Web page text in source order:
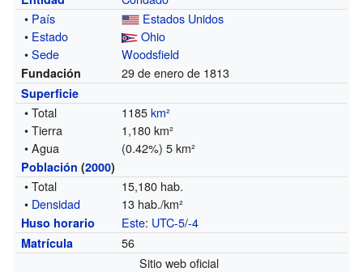
• País
Estados Unidos
• Estado
Ohio
•Sede Woodsfield
Fundación 29 de enero de 1813
Superficie
• Total 1185km²
• Tierra
1,180 km²
• Agua
(0.42%) 5 km²
Población (2000)
• Total
15,180 hab.
• Densidad 13 hab./km²
Huso horario Este: UTC-5/-4
Matrícula
56
Sitio web oficial